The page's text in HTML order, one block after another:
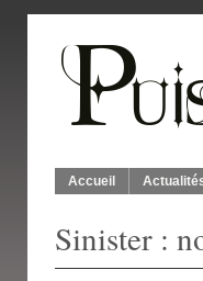
Accueil
Sinister :